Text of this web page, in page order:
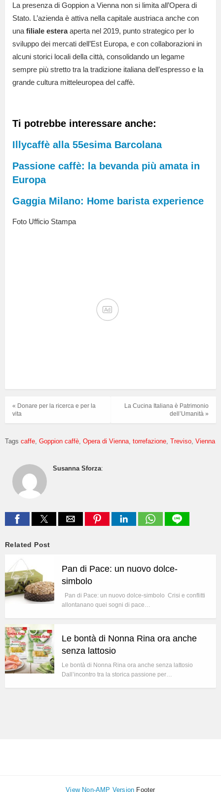
La presenza di Goppion a Vienna non si limita all’Opera di
Stato. L’azienda è attiva nella capitale austriaca anche con
una filiale esteraaperta nel 2019, punto strategico per lo
sviluppo dei mercati dell’Est Europa, e con collaborazioni in
alcuni storici locali della città, consolidando un legame
sempre più stretto tra la tradizione italiana dell’espresso e la
grande cultura mitteleuropea del caffè.
Ti potrebbe interessare anche:
Illycaffè alla 55esima Barcolana
Passione caffè: la bevanda più amata in
Europa
Gaggia Milano: Home barista experience
Foto Ufficio Stampa
Ad
La Cucina Italiana è Patrimonio
dell’Umanità »
« Donare per la ricerca e per la
vita
Tags caffe Goppion caffè Opera di Vienna torrefazione Treviso Vienna
Susanna Sforza:
Related Post
Pan di Pace: un nuovo dolce-
simbolo
Pan di Pace: un nuovo dolce-simbolo Crisi e conflitti
allontanano quei sogni di pace…
Le bontà di Nonna Rina ora anche
senza lattosio
Le bontà di Nonna Rina ora anche senza lattosio
Dall’incontro tra la storica passione per…
View Non-AMP Version Footer